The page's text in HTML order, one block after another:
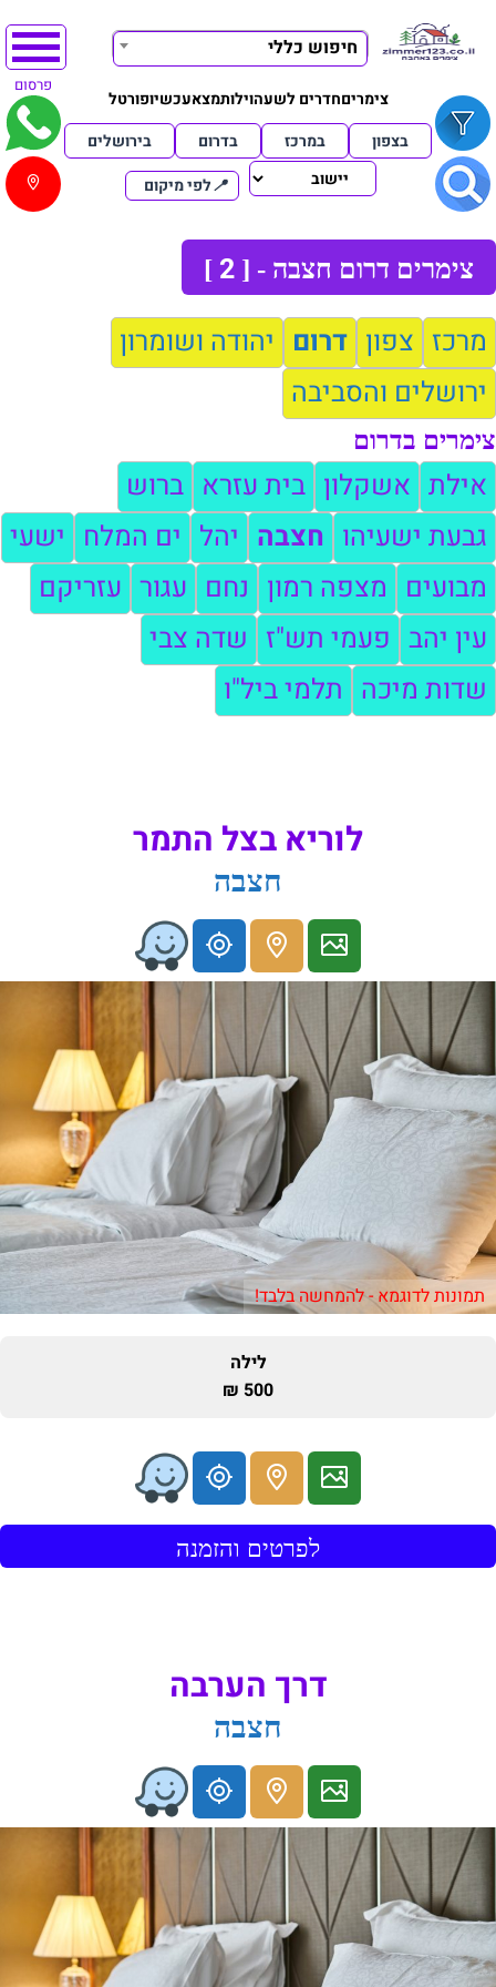
חיפוש כללי
צימריםחדרים לשעהוילותמצאעכשיופורטל
פרסום
בצפון במרכז בדרום
בירושלים
📍לפי מיקום
צימרים דרום חצבה - [ 2
]
מרכז צפון דרום יהודה ושומרון
ירושלים והסביבה
צימרים בדרום
אילת אשקלון בית עזרא ברוש
גבעת ישעיהו חצבה יהל ים המלח ישעי
מבועים מצפה רמון נחם עגור עזריקם
עין יהב פעמי תש"ז שדה צבי
שדות מיכה תלמי ביל"ו
לוריא בצל התמר
חצבה
תמונות לדוגמא - להמחשה בלבד!
לילה
500 ₪
לפרטים והזמנה
דרך הערבה
חצבה